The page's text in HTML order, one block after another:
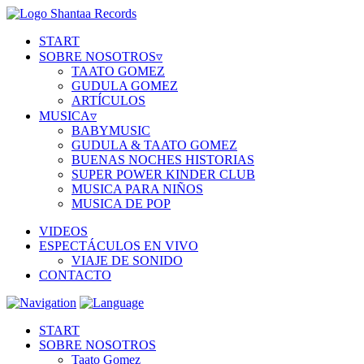
START
SOBRE NOSOTROS▿
TAATO GOMEZ
GUDULA GOMEZ
ARTÍCULOS
MUSICA▿
BABYMUSIC
GUDULA & TAATO GOMEZ
BUENAS NOCHES HISTORIAS
SUPER POWER KINDER CLUB
MUSICA PARA NIÑOS
MUSICA DE POP
VIDEOS
ESPECTÁCULOS EN VIVO
VIAJE DE SONIDO
CONTACTO
START
SOBRE NOSOTROS
Taato Gomez